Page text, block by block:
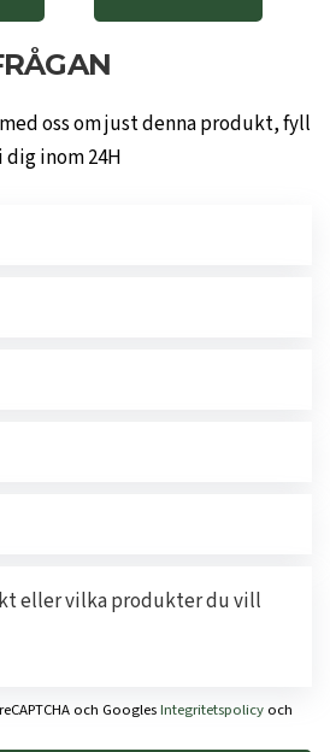
oss om just denna produkt, fyll
inom 24H
och GooglesIntegritetspolicy och